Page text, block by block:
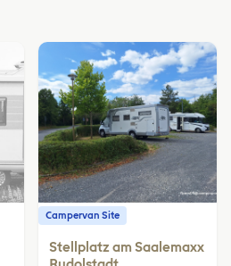
Campervan Site
Stellplatz am Saalemaxx